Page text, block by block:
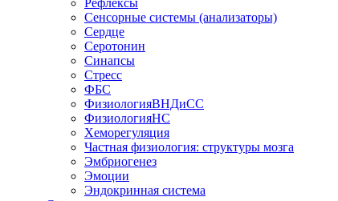
Сенсорные системы (анализаторы)
Сердце
Серотонин
Синапсы
Стресс
ФБС
ФизиологияВНДиСС
ФизиологияНС
Хеморегуляция
Частная физиология: структуры мозга
Эмбриогенез
Эмоции
Эндокринная система